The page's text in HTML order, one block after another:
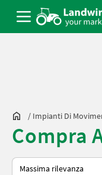
/ Impianti Di
Compra
Ecco come viene